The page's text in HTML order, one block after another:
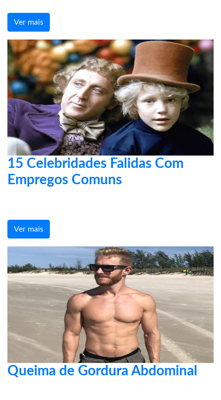
Ver mais
15 Celebridades Falidas Com
Empregos Comuns
Ver mais
Queima de Gordura Abdominal